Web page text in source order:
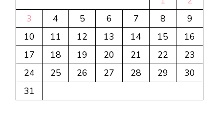
3
4 5 6 7 8
9
10
11 12 13 14 15
16
17
18 19 20 21 22
23
24
25 26 27 28 29
30
31